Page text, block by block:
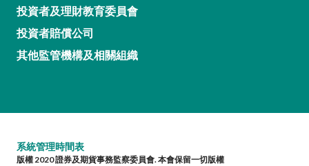
投資者及理財教育委員會
投資者賠償公司
其他監管機構及相關組織
系統管理時間表
版權 2020 證券及期貨事務監察委員會. 本會保留一切版權